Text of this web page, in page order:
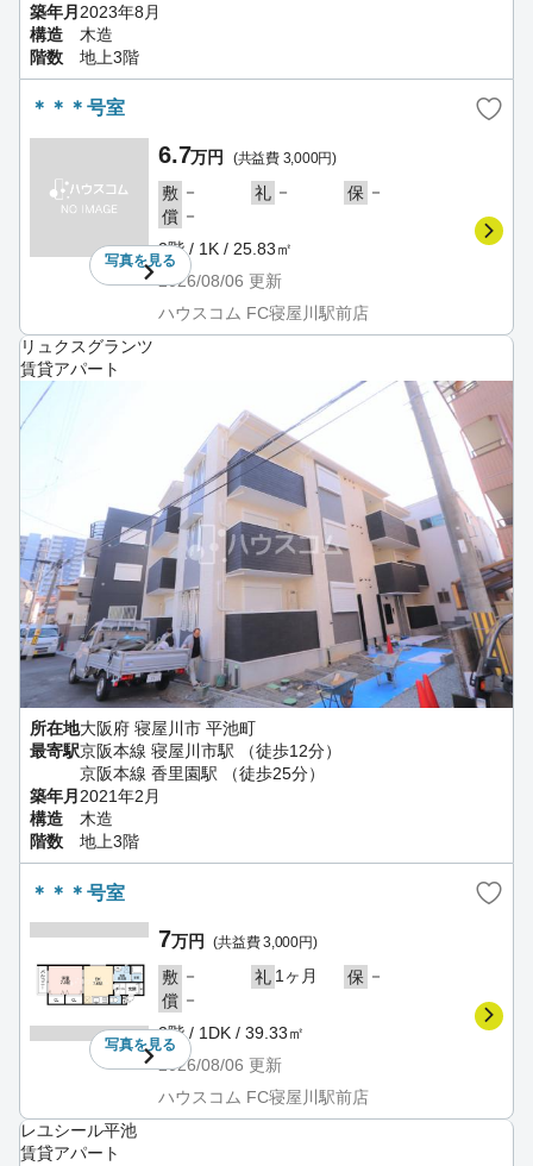
築年月2023年8月
構造
木造
階数
地上3階
＊＊＊号室
写真を見る
6.7万円 (共益費 3,000円)
敷 － 礼 － 保 －
償 －
2階 / 1K / 25.83㎡
2026/08/06 更新
ハウスコム FC寝屋川駅前店
リュクスグランツ
賃貸アパート
所在地大阪府 寝屋川市 平池町
最寄駅京阪本線 寝屋川市駅 （徒歩12分）
京阪本線 香里園駅 （徒歩25分）
築年月 2021年2月
構造
木造
階数
地上3階
＊＊＊号室
写真を見る
7万円 (共益費 3,000円)
敷 － 礼 1ヶ月 保 －
償 －
2階 / 1DK / 39.33㎡
2026/08/06 更新
ハウスコム FC寝屋川駅前店
レユシール平池
賃貸アパート